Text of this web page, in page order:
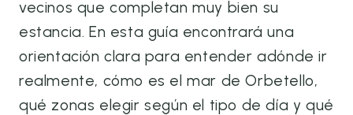
vecinos que completan muy bien su
estancia. En esta guía encontrará una
orientación clara para entender adónde ir
realmente, cómo es el mar de Orbetello,
qué zonas elegir según el tipo de día y qué